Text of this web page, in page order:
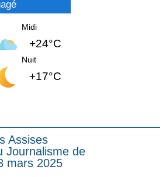
Midi
+24°C
Nuit
+17°C
Assises
Journalisme de
mars 2025